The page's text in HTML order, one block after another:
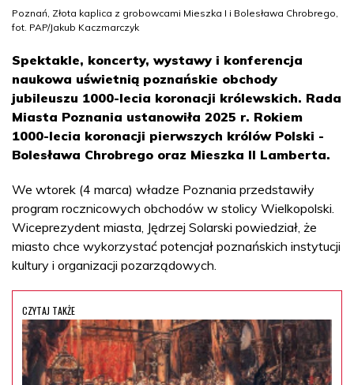
Poznań, Złota kaplica z grobowcami Mieszka I i Bolesława Chrobrego,
fot. PAP/Jakub Kaczmarczyk
Spektakle, koncerty, wystawy i konferencja
naukowa uświetnią poznańskie obchody
jubileuszu 1000-lecia koronacji królewskich. Rada
Miasta Poznania ustanowiła 2025 r. Rokiem
1000-lecia koronacji pierwszych królów Polski -
Bolesława Chrobrego oraz Mieszka II Lamberta.
We wtorek (4 marca) władze Poznania przedstawiły
program rocznicowych obchodów w stolicy Wielkopolski.
Wiceprezydent miasta, Jędrzej Solarski powiedział, że
miasto chce wykorzystać potencjał poznańskich instytucji
kultury i organizacji pozarządowych.
CZYTAJ TAKŻE